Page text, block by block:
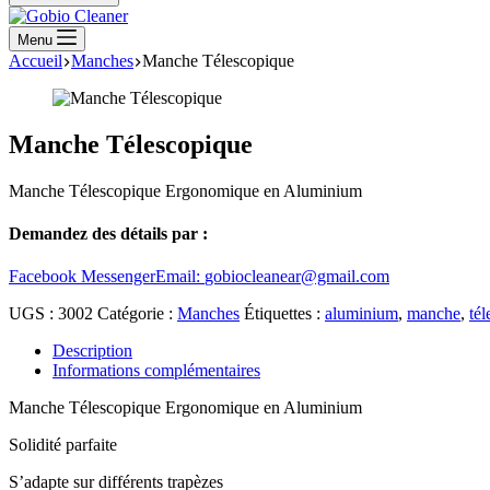
Menu
Accueil Manches Manche Télescopique
Manche Télescopique
Manche Télescopique Ergonomique en Aluminium
Demandez des détails par :
Facebook MessengerEmail: gobiocleanear@gmail.com
UGS : 3002 Catégorie : Manches Étiquettes : aluminium, manche,
Description
Informations complémentaires
Manche Télescopique Ergonomique en Aluminium
Solidité parfaite
S’adapte sur différents trapèzes